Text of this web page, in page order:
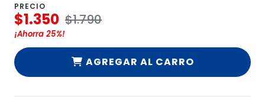
PRECIO
$1.350 $1.790
¡Ahorra 25%!
AGREGAR AL CARRO